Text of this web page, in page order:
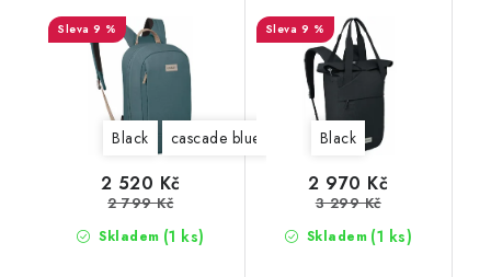
9 %
Black cascade blue latte brown
Skladem (1 ks)
2 520 Kč
2 799 Kč
9 %
Black
Skladem (1 ks)
2 970 Kč
3 299 Kč